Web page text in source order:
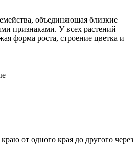
объединяющая близкие
признаками. У всех растений
форма роста, строение цветка и
от одного края до другого через